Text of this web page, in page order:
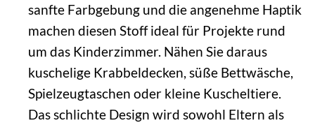
sanfte Farbgebung und die angenehme Haptik
machen diesen Stoff ideal für Projekte rund
um das Kinderzimmer. Nähen Sie daraus
kuschelige Krabbeldecken, süße Bettwäsche,
Spielzeugtaschen oder kleine Kuscheltiere.
Das schlichte Design wird sowohl Eltern als